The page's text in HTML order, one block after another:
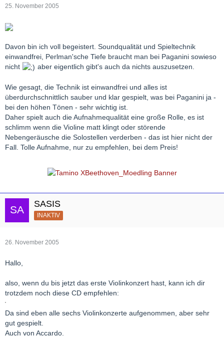
25. November 2005
Davon bin ich voll begeistert. Soundqualität und Spieltechnik
einwandfrei, Perlman'sche Tiefe braucht man bei Paganini sowieso
nicht
aber eigentlich gibt's auch da nichts auszusetzen.
Wie gesagt, die Technik ist einwandfrei und alles ist
überdurchschnittlich sauber und klar gespielt, was bei Paganini ja -
bei den höhen Tönen - sehr wichtig ist.
Daher spielt auch die Aufnahmequalität eine große Rolle, es ist
schlimm wenn die Violine matt klingt oder störende
Nebengeräusche die Solostellen verderben - das ist hier nicht der
Fall. Tolle Aufnahme, nur zu empfehlen, bei dem Preis!
SASIS
INAKTIV
26. November 2005
Hallo,
also, wenn du bis jetzt das erste Violinkonzert hast, kann ich dir
trotzdem noch diese CD empfehlen:
Da sind eben alle sechs Violinkonzerte aufgenommen, aber sehr
gut gespielt.
Auch von Accardo.